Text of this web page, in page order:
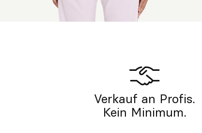
Verkauf an Profis.
Kein Minimum.